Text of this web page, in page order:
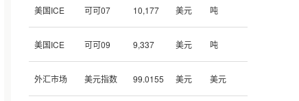
美国ICE 可可07 10,177 美元 吨
美国ICE 可可09 9,337 美元 吨
外汇市场 美元指数 99.0155 美元 美元